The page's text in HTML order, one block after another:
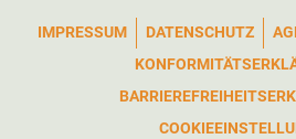
IMPRESSUM DATENSCHUTZ